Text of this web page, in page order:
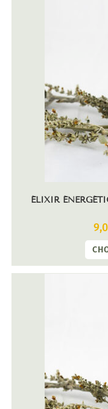
ÉLIXIR